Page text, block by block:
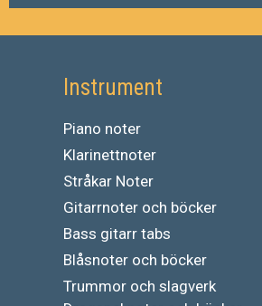
Instrument
Piano noter
Klarinettnoter
Stråkar Noter
Gitarrnoter och böcker
Bass gitarr tabs
Blåsnoter och böcker
Trummor och slagverk